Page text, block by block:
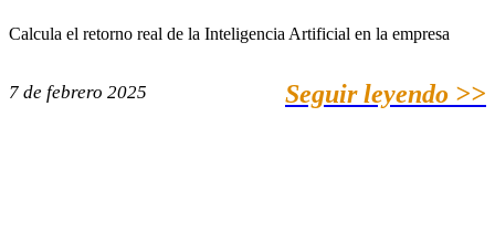
Calcula el retorno real de la Inteligencia Artificial en la empresa
7 de febrero 2025 Seguir leyendo >>